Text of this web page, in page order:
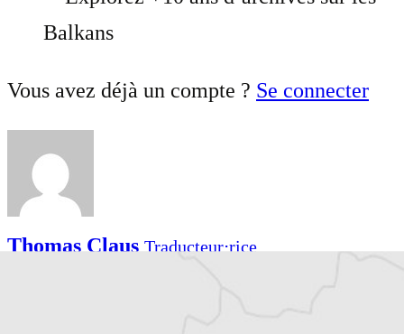
Balkans
Vous avez déjà un compte ? Se connecter
Thomas ClausTraducteur⋅rice